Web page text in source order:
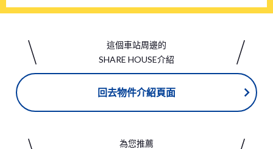
這個車站周邊的
SHARE HOUSE介紹
回去物件介紹頁面
為您推薦